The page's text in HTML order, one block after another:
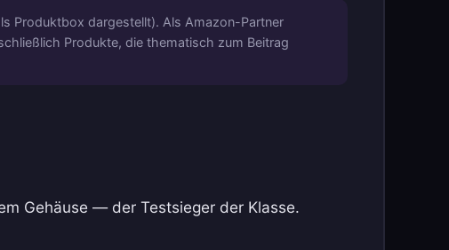
Produktbox dargestellt). Als Amazon-Partner
Produkte, die thematisch zum Beitrag
Gehäuse — der Testsieger der Klasse.